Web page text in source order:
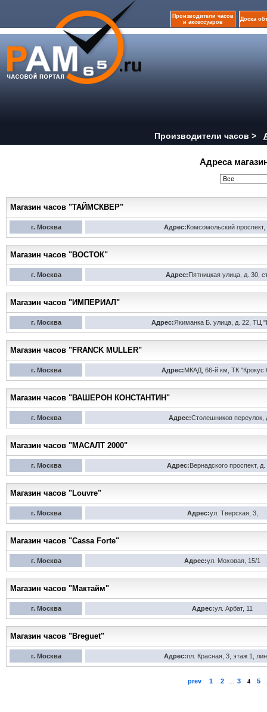
Производители часов
и аксессуаров
Доска
Производители часов >
Адреса
Магазин часов "ТАЙМСКВЕР"
г. Москва Адрес:Комсомольский проспект,
Магазин часов "ВОСТОК"
г. Москва Адрес:Пятницкая улица, д. 30,
Магазин часов "ИМПЕРИАЛ"
г. Москва Адрес:Якиманка Б. улица, д. 22, ТЦ
Магазин часов "FRANCK MULLER"
г. Москва Адрес:МКАД, 66-й км, ТК "Крокус
Магазин часов "ВАШЕРОН КОНСТАНТИН"
г. Москва Адрес:Столешников переулок,
Магазин часов "МАСАЛТ 2000"
г. Москва Адрес:Вернадского проспект, д.
Магазин часов "Louvre"
г. Москва Адрес:ул. Тверская, 3,
Магазин часов "Cassa Forte"
г. Москва Адрес:ул. Моховая, 15/1
Магазин часов "Мактайм"
г. Москва Адрес:ул. Арбат, 11
Магазин часов "Breguet"
г. Москва Адрес:пл. Красная, 3, этаж 1,
prev 1 2 ... 3 4 5